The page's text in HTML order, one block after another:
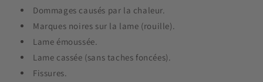
Dommages causés par la chaleur.
Marques noires sur la lame (rouille).
Lame émoussée.
Lame cassée (sans taches foncées).
Fissures.